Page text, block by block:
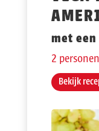
met
2
Bekijk